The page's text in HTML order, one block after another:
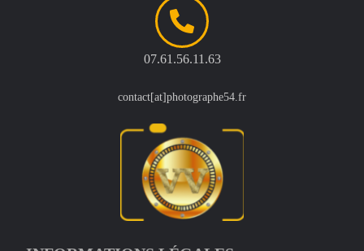
07.61.56.11.63
contact[at]photographe54.fr